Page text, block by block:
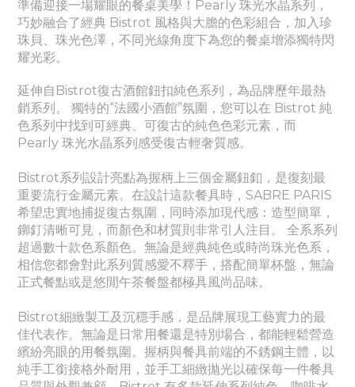
準備迎接一場耀眼的餐桌美學！Pearly 珠光水晶系列，
巧妙融合了經典 Bistrot 風格與大膽的色彩組合，加入珍
珠貝、珠光色澤，不同光線角度下為您的餐桌增添獨特閃
耀光彩。
延伸自Bistrot復古酒館鈕扣純色系列，為品牌歷年最熱
銷系列。 獨特的“法國小酒館”氛圍，您可以在 Bistrot 純
色系列中找到可經典、 可復古的純色色彩元素，而
Pearly 珠光水晶系列感受復古輕奢質感。
Bistrot系列設計亮點為握柄上三個金屬鈕釦，是復刻最
重要流行金屬元素。 在設計這款餐具時，SABRE PARIS
希望忠實地捕捉復古氛圍，同時添加現代感：造型簡單，
鉚釘清晰可見，而顏色和材質則非常引人注目。 全系系列
超過數十款色系顏色。無論是經典純色或時尚珠光色系，
相信您都會對此系列質感愛不釋手，搭配簡單杯盤，無論
正式餐點或是悠閒午茶餐盤都極具風尚品味。
Bistrot細緻製工及沉穩手感，是品牌展現工藝實力的最
佳代表作。 無論是日常用餐還是特別場合，都能輕鬆營造
繽紛亮眼的用餐氛圍。 握柄與餐具前端的不銹鋼主體，以
純手工銜接格外耐用，並手工細緻拋光以確保每一件餐具